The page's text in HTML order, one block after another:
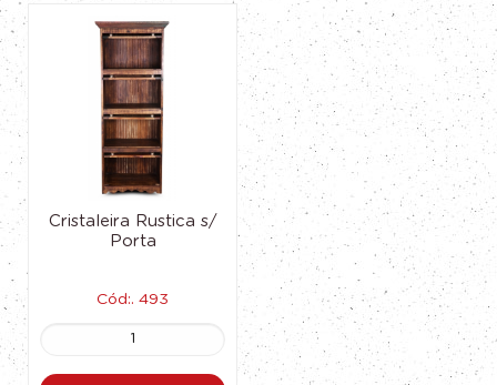
Cristaleira Rustica s/
Porta
Cód:. 493